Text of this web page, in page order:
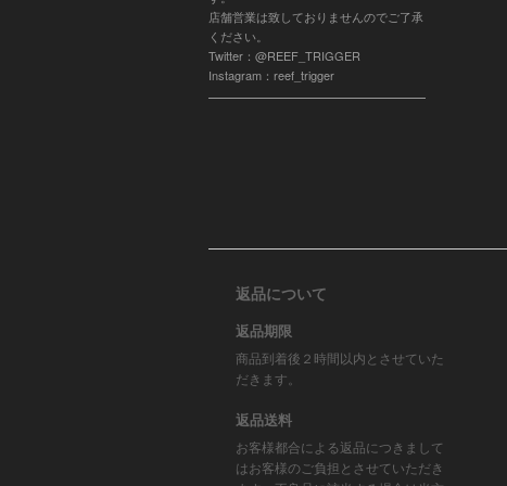
店舗営業は致しておりませんのでご了承
ください。
Twitter：@REEF_TRIGGER
Instagram：reef_trigger
返品について
返品期限
商品到着後２時間以内とさせていた
だきます。
返品送料
お客様都合による返品につきまして
はお客様のご負担とさせていただき